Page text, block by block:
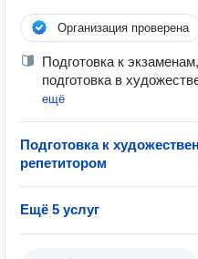
Организация проверена
Подготовка к
подготовка в
ещё
Подготовка к
репетитором
Ещё 5 услуг